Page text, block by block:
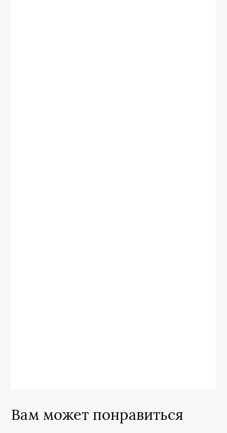
Вам может понравиться